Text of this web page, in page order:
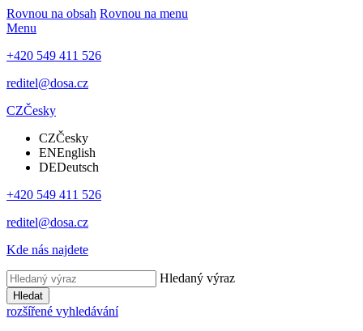
Rovnou na obsah Rovnou na menu
Menu
+420 549 411 526
reditel@dosa.cz
CZČesky
CZČesky
ENEnglish
DEDeutsch
+420 549 411 526
reditel@dosa.cz
Kde nás najdete
Hledaný výraz
Hledat
rozšířené vyhledávání